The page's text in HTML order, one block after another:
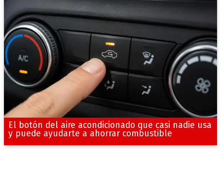
El botón del aire acondicionado que casi nadie usa
y puede ayudarte a ahorrar combustible